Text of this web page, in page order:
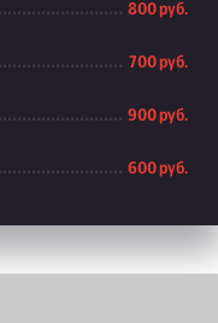
800 руб.
700 руб.
900 руб.
600 руб.